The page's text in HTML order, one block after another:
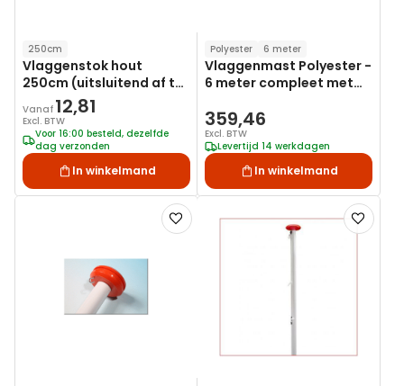
250cm
Vlaggenstok hout
250cm (uitsluitend af te
halen in Mijdrecht)
Vanaf 12,81
Excl. BTW
Voor 16:00 besteld, dezelfde
dag verzonden
In winkelmand
Polyester 6 meter
Vlaggenmast Polyester -
6 meter compleet met
359,46
Excl. BTW
Levertijd 14 werkdagen
In winkelmand
Voeg
toe
Voeg
toe